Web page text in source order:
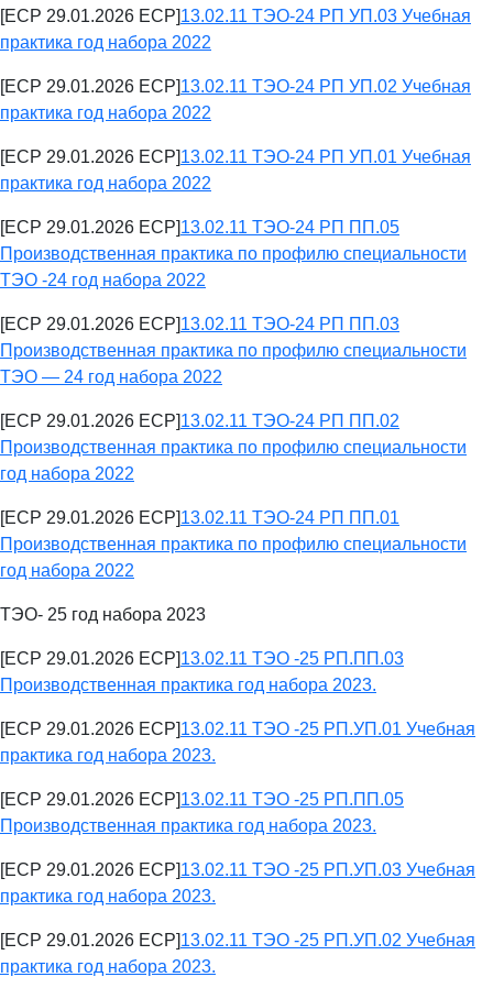
[ECP 29.01.2026 ECP]13.02.11 ТЭО-24 РП УП.03 Учебная
практика год набора 2022
[ECP 29.01.2026 ECP]13.02.11 ТЭО-24 РП УП.02 Учебная
практика год набора 2022
[ECP 29.01.2026 ECP]13.02.11 ТЭО-24 РП УП.01 Учебная
практика год набора 2022
[ECP 29.01.2026 ECP]13.02.11 ТЭО-24 РП ПП.05
Производственная практика по профилю специальности
ТЭО -24 год набора 2022
[ECP 29.01.2026 ECP]13.02.11 ТЭО-24 РП ПП.03
Производственная практика по профилю специальности
ТЭО — 24 год набора 2022
[ECP 29.01.2026 ECP]13.02.11 ТЭО-24 РП ПП.02
Производственная практика по профилю специальности
год набора 2022
[ECP 29.01.2026 ECP]13.02.11 ТЭО-24 РП ПП.01
Производственная практика по профилю специальности
год набора 2022
ТЭО- 25 год набора 2023
[ECP 29.01.2026 ECP]13.02.11 ТЭО -25 РП.ПП.03
Производственная практика год набора 2023.
[ECP 29.01.2026 ECP]13.02.11 ТЭО -25 РП.УП.01 Учебная
практика год набора 2023.
[ECP 29.01.2026 ECP]13.02.11 ТЭО -25 РП.ПП.05
Производственная практика год набора 2023.
[ECP 29.01.2026 ECP]13.02.11 ТЭО -25 РП.УП.03 Учебная
практика год набора 2023.
[ECP 29.01.2026 ECP]13.02.11 ТЭО -25 РП.УП.02 Учебная
практика год набора 2023.